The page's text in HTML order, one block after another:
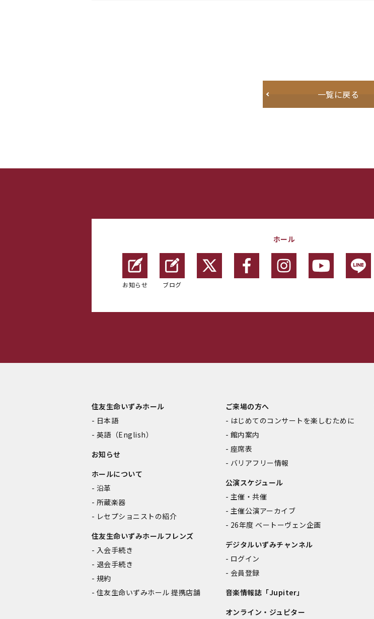
一覧に戻る
ホール
お知らせ ブログ
住友生命いずみホール
日本語
英語（English）
お知らせ
ホールについて
沿革
所蔵楽器
レセプショニストの紹介
住友生命いずみホールフレンズ
入会手続き
退会手続き
規約
住友生命いずみホール 提携店舗
ご来場の方へ
はじめてのコンサートを楽しむために
館内案内
座席表
バリアフリー情報
公演スケジュール
主催・共催
主催公演アーカイブ
26年度 ベートーヴェン企画
デジタルいずみチャンネル
ログイン
会員登録
音楽情報誌「Jupiter」
オンライン・ジュピター